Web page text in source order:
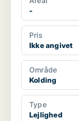
-
Pris
Ikke angivet
Område
Kolding
Type
Lejlighed